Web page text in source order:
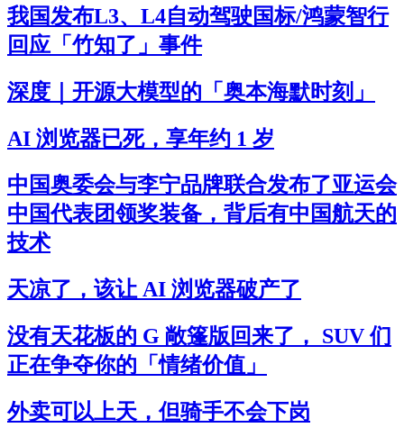
我国发布L3、L4自动驾驶国标/鸿蒙智行
回应「竹知了」事件
深度｜开源大模型的「奥本海默时刻」
AI 浏览器已死，享年约 1 岁
中国奥委会与李宁品牌联合发布了亚运会
中国代表团领奖装备，背后有中国航天的
技术
天凉了，该让 AI 浏览器破产了
没有天花板的 G 敞篷版回来了， SUV 们
正在争夺你的「情绪价值」
外卖可以上天，但骑手不会下岗